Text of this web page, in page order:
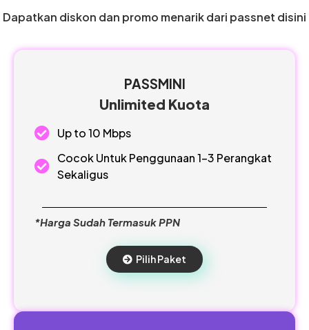
Dapatkan diskon dan promo menarik dari passnet disini
PASSMINI
Unlimited Kuota
Up to 10 Mbps
Cocok Untuk Penggunaan 1-3 Perangkat
Sekaligus
*Harga Sudah Termasuk PPN
Pilih Paket